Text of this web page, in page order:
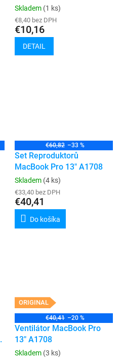
Skladem (1 ks)
€8,40 bez DPH
€10,16
DETAIL
€60,82 –33 %
Set Reproduktorů
MacBook Pro 13" A1708
Skladem (4 ks)
€33,40 bez DPH
€40,41
Do košíka
ORIGINAL
€40,41 –20 %
Ventilátor MacBook Pro
13" A1708
Skladem (3 ks)